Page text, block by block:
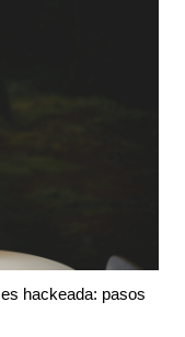
hackeada: pasos